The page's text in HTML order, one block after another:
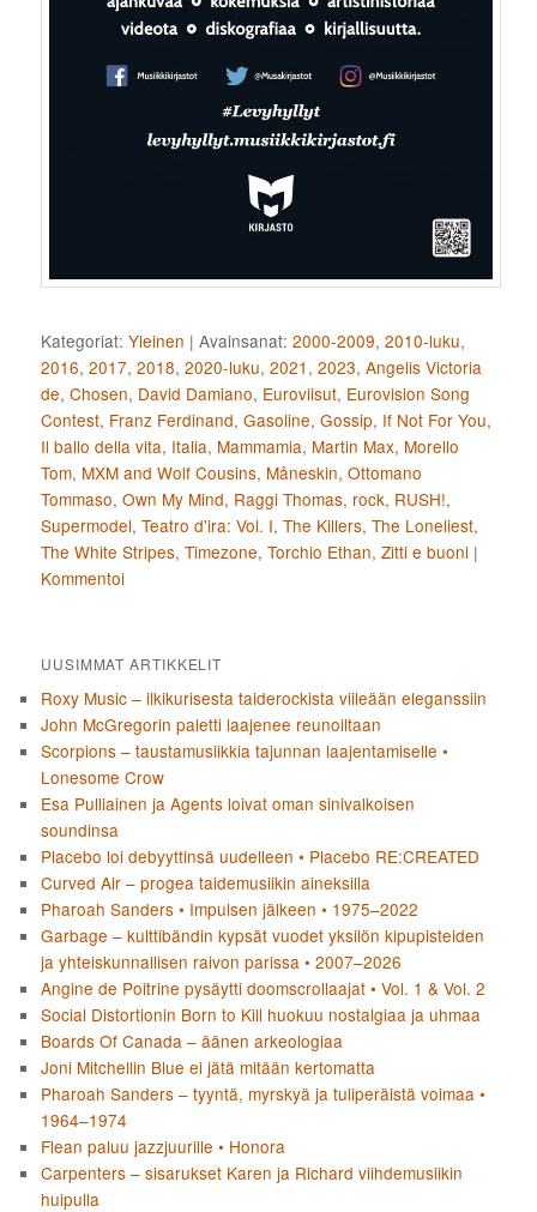
Kategoriat: Yleinen |Avainsanat: 2000-2009,2010-luku,
2016,2017,2018,2020-luku,2021 ,2023,Angelis Victoria
de,Chosen, David Damiano, Euroviisut, Eurovision Song
Contest, Franz Ferdinand,Gasoline,Gossip, If Not For You,
Il ballo della vita, Italia, Mammamia, Martin Max, Morello
Tom, MXM and Wolf Cousins, Måneskin,Ottomano
Tommaso,Own My Mind, Raggi Thomas, rock, RUSH!,
Supermodel,Teatro d'ira: Vol. I,The Killers,The Loneliest,
The White Stripes,Timezone,Torchio Ethan,Zitti e buoni |
Kommentoi
UUSIMMAT ARTIKKELIT
Roxy Music – ilkikurisesta taiderockista viileään eleganssiin
John McGregorin paletti laajenee reunoiltaan
Scorpions – taustamusiikkia tajunnan laajentamiselle •
Lonesome Crow
Esa Pulliainen ja Agents loivat oman sinivalkoisen
soundinsa
Placebo loi debyyttinsä uudelleen • Placebo RE:CREATED
Curved Air – progea taidemusiikin aineksilla
Pharoah Sanders • Impulsen jälkeen • 1975–2022
Garbage – kulttibändin kypsät vuodet yksilön kipupisteiden
ja yhteiskunnallisen raivon parissa • 2007–2026
Angine de Poitrine pysäytti doomscrollaajat • Vol. 1 & Vol. 2
Social Distortionin Born to Kill huokuu nostalgiaa ja uhmaa
Boards Of Canada – äänen arkeologiaa
Joni Mitchellin Blue ei jätä mitään kertomatta
Pharoah Sanders – tyyntä, myrskyä ja tuliperäistä voimaa •
1964–1974
Flean paluu jazzjuurille • Honora
Carpenters – sisarukset Karen ja Richard viihdemusiikin
huipulla